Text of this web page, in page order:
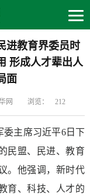
进教育界委员时
形成人才辈出人
面
网 浏览： 212
委主席习近平6日下
民盟、民进、教育
。他强调，新时代
育、科技、人才的